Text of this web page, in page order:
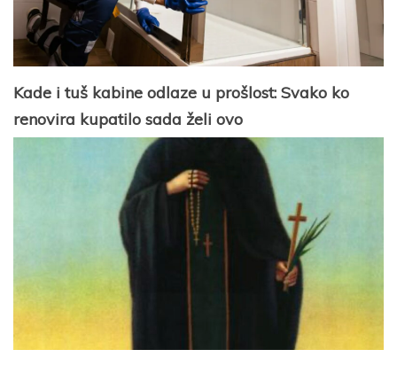
Kade i tuš kabine odlaze u prošlost: Svako ko
renovira kupatilo sada želi ovo